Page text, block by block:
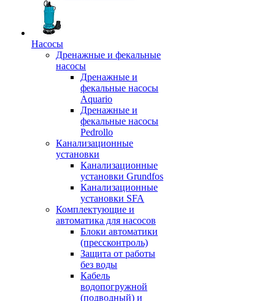
Насосы
Дренажные и фекальные
насосы
Дренажные и
фекальные насосы
Aquario
Дренажные и
фекальные насосы
Pedrollo
Канализационные
установки
Канализационные
установки Grundfos
Канализационные
установки SFA
Комплектующие и
автоматика для насосов
Блоки автоматики
(прессконтроль)
Защита от работы
без воды
Кабель
водопогружной
(подводный) и